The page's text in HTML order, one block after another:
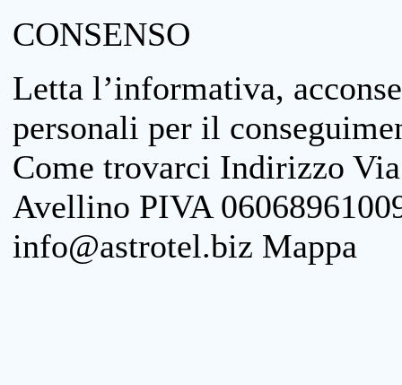
CONSENSO
Letta l’informativa,
personali per il
Come trovarci Indirizzo
Avellino PIVA
info@astrotel.biz Mappa